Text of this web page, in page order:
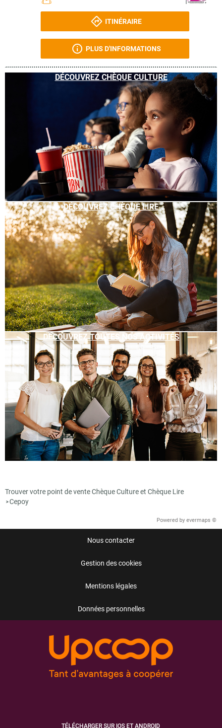
ITINÉRAIRE
PLUS D'INFORMATIONS
DÉCOUVREZ CHÈQUE CULTURE
DÉCOUVREZ CHÈQUE LIRE
DÉCOUVREZ TOUTES NOS ACTIVITÉS
Trouver votre point de vente Chèque Culture et Chèque Lire
>Cepoy
Powered by evermaps ©
Nous contacter
Gestion des cookies
Mentions légales
Données personnelles
TÉLÉCHARGER SUR IOS ET ANDROID